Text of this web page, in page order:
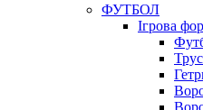
ФУТБОЛ
Ігрова